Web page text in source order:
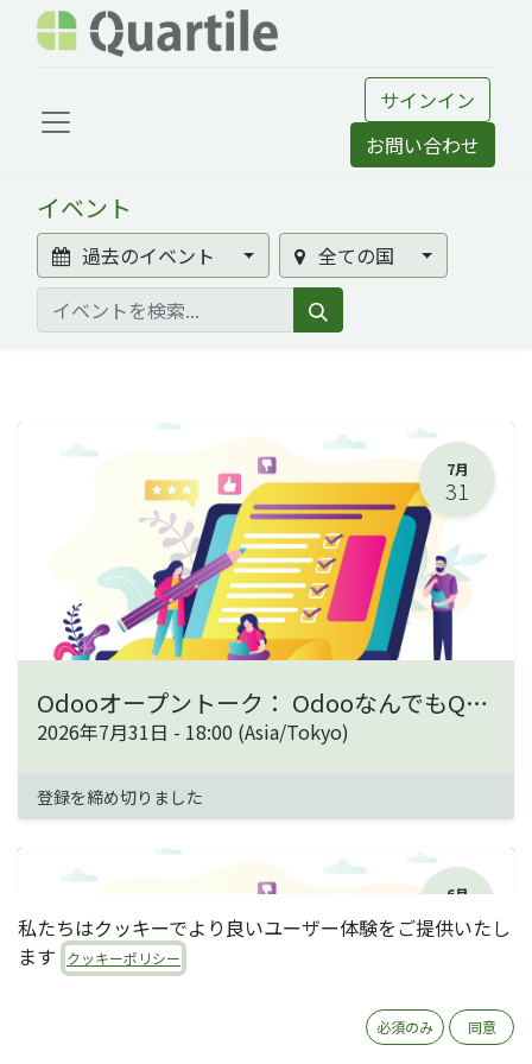
サインイン
お問い合わせ
イベント
過去のイベント 全ての国
7月
31
Odooオープントーク： OdooなんでもQ&A
2026年7月31日 - 18:00 (Asia/Tokyo)
登録を締め切りました
6月
26
私たちはクッキーでより良いユーザー体験をご提供いたし
ます
クッキーポリシー
必須のみ 同意